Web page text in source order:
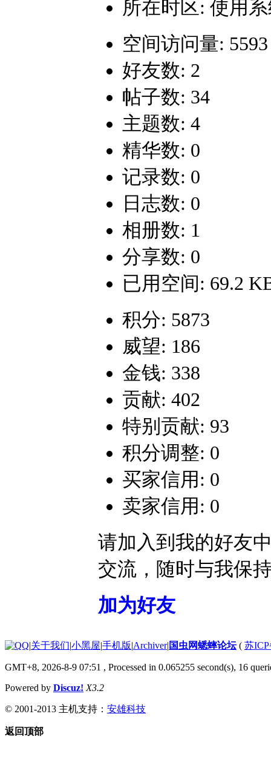
所在时区: 使用
空间访问量: 5593
好友数: 2
帖子数: 34
主题数: 4
精华数: 0
记录数: 0
日志数: 0
相册数: 1
分享数: 0
已用空间: 69.2
积分: 5873
威望: 186
金钱: 338
贡献: 402
特别贡献: 93
积分调整: 0
买家信用: 0
卖家信用: 0
请加入到我的好友
交流，随时与我保
加为好友
|关于我们|小黑屋|手机版|Archiver| 国虫网蟋蟀论坛( 苏ICP
GMT+8, 2026-8-9 07:51 , Processed in 0.065255 second(s), 16
Powered by Discuz! X3.2
© 2001-2013 主机支持： 安雄科技
返回顶部